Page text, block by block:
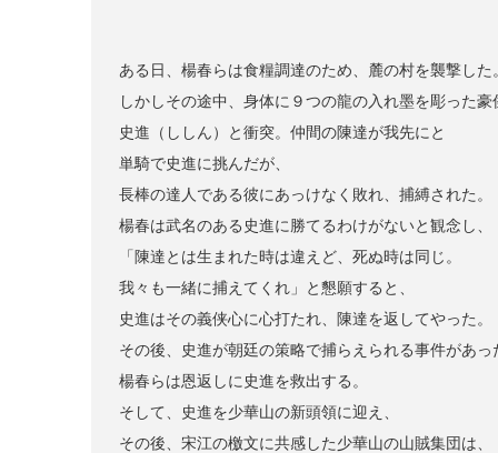
ある日、楊春らは食糧調達のため、麓の村を襲撃した。
しかしその途中、身体に９つの龍の入れ墨を彫った豪
史進（ししん）と衝突。仲間の陳達が我先にと
単騎で史進に挑んだが、
長棒の達人である彼にあっけなく敗れ、捕縛された。
楊春は武名のある史進に勝てるわけがないと観念し、
「陳達とは生まれた時は違えど、死ぬ時は同じ。
我々も一緒に捕えてくれ」と懇願すると、
史進はその義侠心に心打たれ、陳達を返してやった。
その後、史進が朝廷の策略で捕らえられる事件があっ
楊春らは恩返しに史進を救出する。
そして、史進を少華山の新頭領に迎え、
その後、宋江の檄文に共感した少華山の山賊集団は、